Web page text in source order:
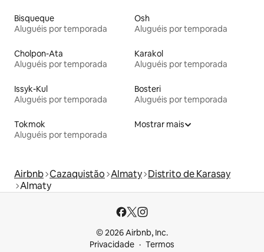
Bisqueque
Aluguéis por temporada
Osh
Aluguéis por temporada
Cholpon-Ata
Aluguéis por temporada
Karakol
Aluguéis por temporada
Issyk-Kul
Aluguéis por temporada
Bosteri
Aluguéis por temporada
Tokmok
Aluguéis por temporada
Mostrar mais
Airbnb Cazaquistão Almaty Distrito de Karasay
Almaty
© 2026 Airbnb, Inc.
Privacidade
Termos